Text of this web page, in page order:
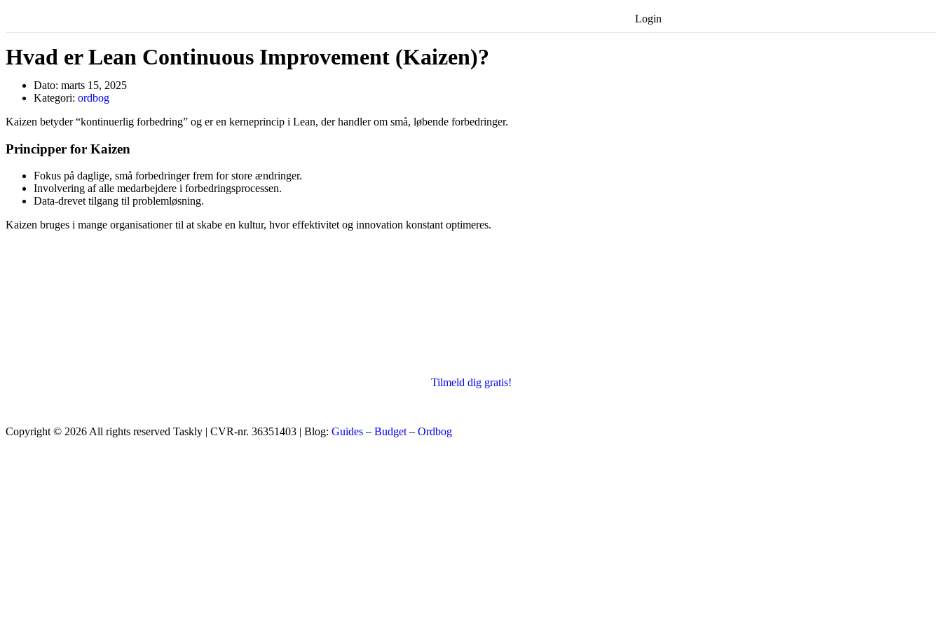
Login
Hvad er Lean Continuous Improvement (Kaizen)?
Dato: marts 15, 2025
Kategori: ordbog
Kaizen betyder “kontinuerlig forbedring” og er en kerneprincip i Lean, der handler om små, løbende forbedringer.
Principper for Kaizen
Fokus på daglige, små forbedringer frem for store ændringer.
Involvering af alle medarbejdere i forbedringsprocessen.
Data-drevet tilgang til problemløsning.
Kaizen bruges i mange organisationer til at skabe en kultur, hvor effektivitet og innovation konstant optimeres.
Tilmeld dig gratis!
Copyright © 2026 All rights reserved Taskly | CVR-nr. 36351403 | Blog: Guides – Budget – Ordbog